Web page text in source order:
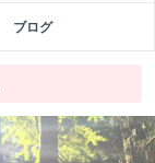
ブログ